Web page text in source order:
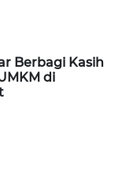
Berbagi Kasih
di